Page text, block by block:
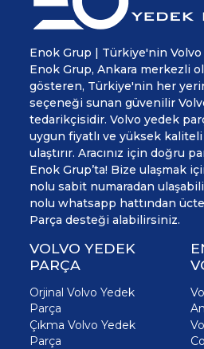
Enok Grup | Türkiye'nin
Enok Grup, Ankara merkezli
gösteren, Türkiye'nin her
seçeneği sunan güvenilir
tedarikçisidir. Volvo yedek
uygun fiyatlı ve yüksek
ulaştırır. Aracınız için doğru
Enok Grup’ta! Bize ulaşmak
nolu sabit numaradan
nolu whatsapp hattından
Parça desteği alabilirsiniz.
VOLVO YEDEK
PARÇA
Orjinal Volvo Yedek
Parça
Çıkma Volvo Yedek
Parça